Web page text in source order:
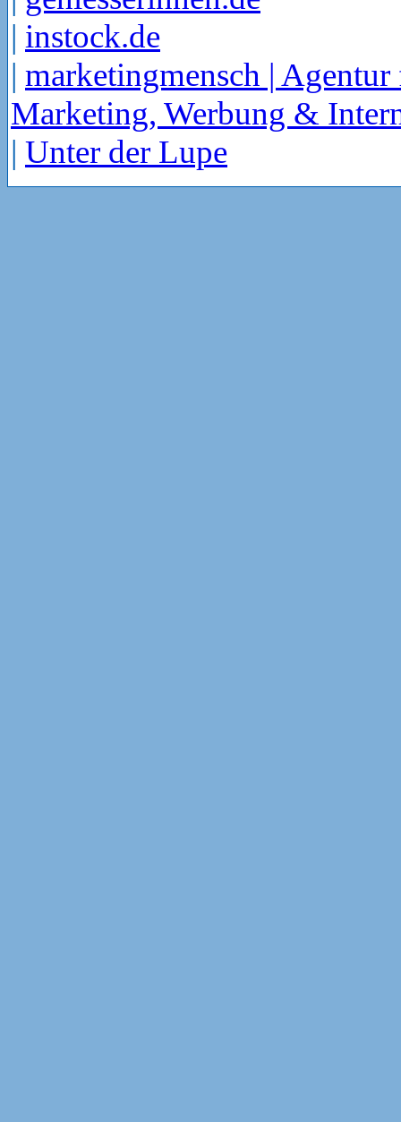
| instock.de
| marketingmensch | Agentur
Marketing, Werbung &
| Unter der Lupe